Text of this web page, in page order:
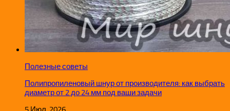
Полезные советы
Полипропиленовый шнур от производителя: как выбрать
диаметр от 2 до 24 мм под ваши задачи